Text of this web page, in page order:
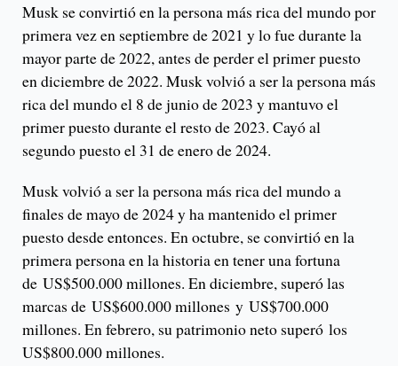
Musk se convirtió en la persona más rica del mundo por
primera vez en septiembre de 2021 y lo fue durante la
mayor parte de 2022, antes de perder el primer puesto
en diciembre de 2022. Musk volvió a ser la persona más
rica del mundo el 8 de junio de 2023 y mantuvo el
primer puesto durante el resto de 2023. Cayó al
segundo puesto el 31 de enero de 2024.
Musk volvió a ser la persona más rica del mundo a
finales de mayo de 2024 y ha mantenido el primer
puesto desde entonces. En octubre, se convirtió en la
primera persona en la historia en tener una fortuna
de US$500.000 millones. En diciembre, superó las
marcas de US$600.000 millones y US$700.000
millones. En febrero, su patrimonio neto superó los
US$800.000 millones.